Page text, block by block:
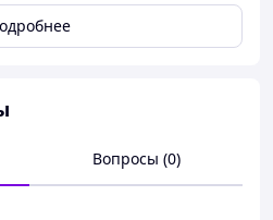
43 см
полотно
реглан
Вопросы (0)